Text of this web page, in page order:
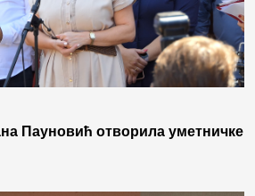
Пауновић отворила уметничке